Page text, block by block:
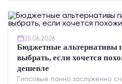
25.06.2026
Бюджетные альтернативы
выбрать, если хочется
дешевле
Гипсовые панно заслуженно